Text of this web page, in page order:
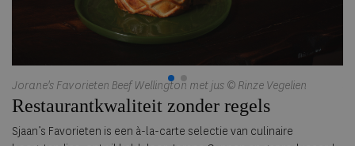
Jorane's Favorieten Beef Wellington met jus © Rinze Vegelien
Restaurantkwaliteit zonder regels
Sjaan’s Favorieten is een à-la-carte selectie van culinaire